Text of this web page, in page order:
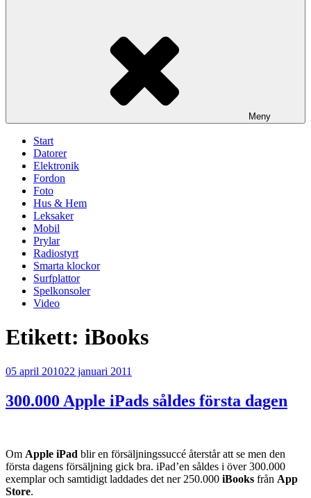
Meny
Start
Datorer
Elektronik
Fordon
Foto
Hus & Hem
Leksaker
Mobil
Prylar
Radiostyrt
Smarta klockor
Surfplattor
Spelkonsoler
Video
Etikett: iBooks
Publicerat
05 april 201022 januari 2011
300.000 Apple iPads såldes första dagen
Om Apple iPad blir en försäljningssuccé återstår att se men den
första dagens försäljning gick bra. iPad’en såldes i över 300.000
exemplar och samtidigt laddades det ner 250.000 iBooks från App
Store.